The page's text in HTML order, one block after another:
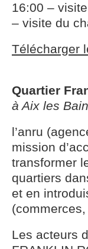
16:00 –
– visite du
Télécharger
Quartier
à Aix les
l’anru
mission
transformer
quartiers
et en
Les acteurs